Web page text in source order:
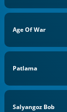
Age Of War
Patlama
Salyangoz Bob